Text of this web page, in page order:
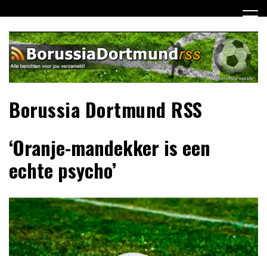
naar
inhoud
Borussia Dortmund RSS
‘Oranje-mandekker is een
echte psycho’